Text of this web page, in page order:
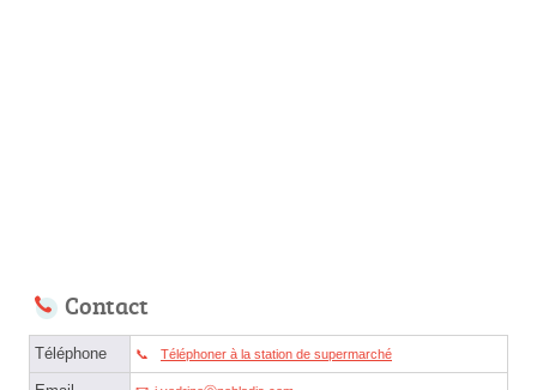
Contact
Téléphone Téléphoner à la station de supermarché